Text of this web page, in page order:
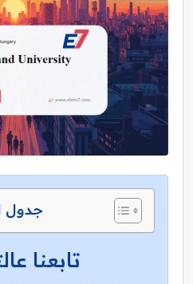
جدول
تابعنا